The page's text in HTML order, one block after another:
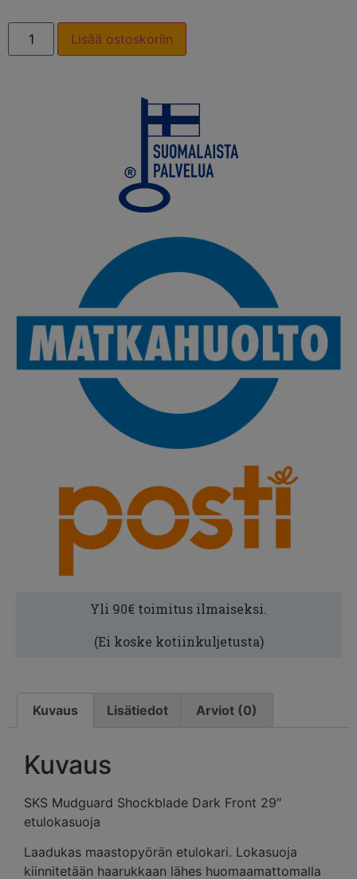
Lisää ostoskoriin
Yli 90€ toimitus ilmaiseksi.
(Ei koske kotiinkuljetusta)
Kuvaus Lisätiedot Arviot (0)
Kuvaus
SKS Mudguard Shockblade Dark Front 29″
etulokasuoja
Laadukas maastopyörän etulokari. Lokasuoja
kiinnitetään haarukkaan lähes huomaamattomalla